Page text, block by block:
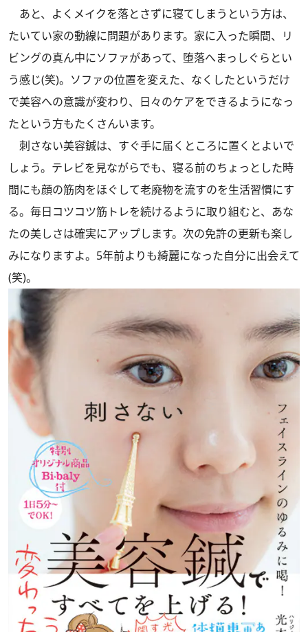
あと、よくメイクを落とさずに寝てしまうという方は、
たいてい家の動線に問題があります。家に入った瞬間、リ
ビングの真ん中にソファがあって、堕落へまっしぐらとい
う感じ(笑)。ソファの位置を変えた、なくしたというだけ
で美容への意識が変わり、日々のケアをできるようになっ
たという方もたくさんいます。
刺さない美容鍼は、すぐ手に届くところに置くとよいで
しょう。テレビを見ながらでも、寝る前のちょっとした時
間にも顔の筋肉をほぐして老廃物を流すのを生活習慣にす
る。毎日コツコツ筋トレを続けるように取り組むと、あな
たの美しさは確実にアップします。次の免許の更新も楽し
みになりますよ。5年前よりも綺麗になった自分に出会えて
(笑)。